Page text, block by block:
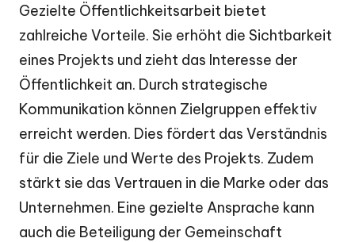
Gezielte Öffentlichkeitsarbeit bietet
zahlreiche Vorteile. Sie erhöht die Sichtbarkeit
eines Projekts und zieht das Interesse der
Öffentlichkeit an. Durch strategische
Kommunikation können Zielgruppen effektiv
erreicht werden. Dies fördert das Verständnis
für die Ziele und Werte des Projekts. Zudem
stärkt sie das Vertrauen in die Marke oder das
Unternehmen. Eine gezielte Ansprache kann
auch die Beteiligung der Gemeinschaft